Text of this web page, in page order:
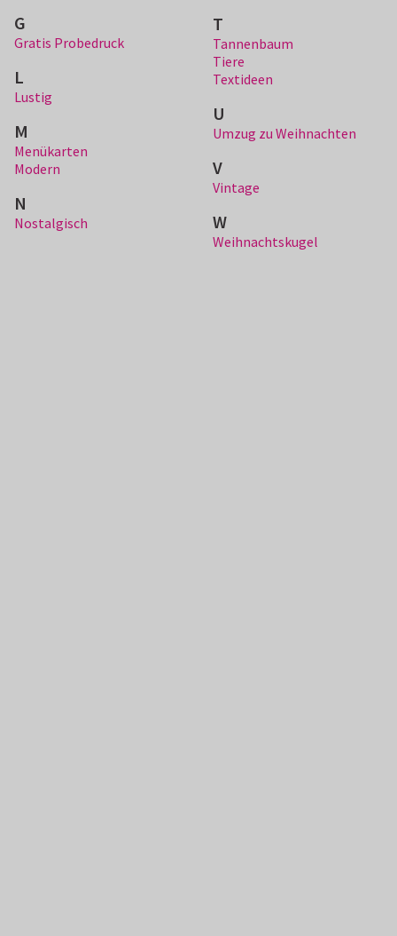
G
Gratis Probedruck
L
Lustig
M
Menükarten
Modern
N
Nostalgisch
T
Tannenbaum
Tiere
Textideen
U
Umzug zu Weihnachten
V
Vintage
W
Weihnachtskugel